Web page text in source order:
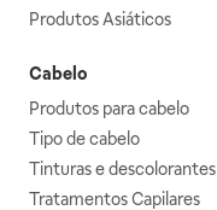
Produtos Asiáticos
Cabelo
Produtos para cabelo
Tipo de cabelo
Tinturas e descolorantes
Tratamentos Capilares